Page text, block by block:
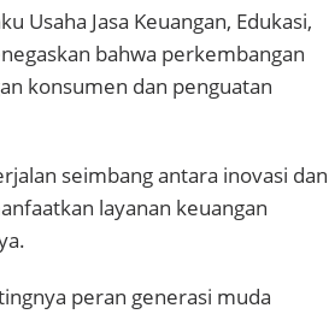
Usaha Jasa Keuangan, Edukasi,
bahwa perkembangan
konsumen dan penguatan
seimbang antara inovasi dan
layanan keuangan
peran generasi muda